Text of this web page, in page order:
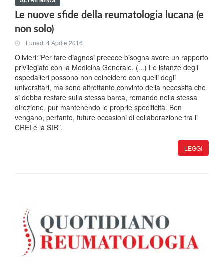
Le nuove sfide della reumatologia lucana (e
non solo)
Lunedi 4 Aprile 2016
Olivieri:"Per fare diagnosi precoce bisogna avere un rapporto
privilegiato con la Medicina Generale. (...) Le istanze degli
ospedalieri possono non coincidere con quelli degli
universitari, ma sono altrettanto convinto della necessità che
si debba restare sulla stessa barca, remando nella stessa
direzione, pur mantenendo le proprie specificità. Ben
vengano, pertanto, future occasioni di collaborazione tra il
CREI e la SIR".
LEGGI